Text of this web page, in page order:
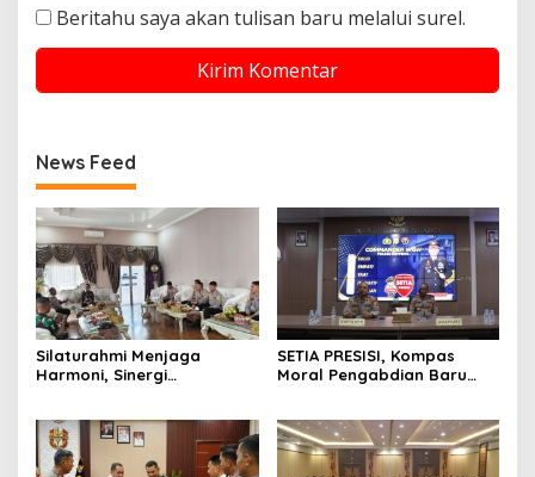
Beritahu saya akan tulisan baru melalui surel.
News Feed
Silaturahmi Menjaga
Harmoni, Sinergi
SETIA PRESISI, Kompas
Moral Pengabdian Baru